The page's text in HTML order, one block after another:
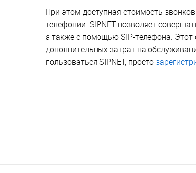
При этом доступная стоимость
телефонии. SIPNET позволяет
а также с помощью SIP-телефона. Этот
дополнительных затрат на
пользоваться SIPNET, просто